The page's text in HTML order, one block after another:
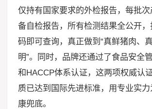
仅持有国家要求的外检报告，每批
备自检报告，所有检测结果全公开
码即可查询，真正做到“真鲜猪肉、
明”。同时，品牌还通过了食品安全
和HACCP体系认证，这两项权威认
质已达到国际先进标准，用专业实
康兜底。